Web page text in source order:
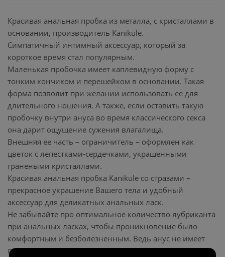
Красивая анальная пробка из металла, с кристаллами в
основании, производитель Kanikule.
Симпатичный интимный аксессуар, который за
короткое время стал популярным.
Маленькая пробочка имеет каплевидную форму с
тонким кончиком и перешейком в основании. Такая
форма позволит при желании использовать ее для
длительного ношения. А также, если оставить такую
пробочку внутри ануса во время классического секса
она дарит ощущение сужения влагалища.
Внешняя ее часть – ограничитель – оформлен как
цветок с лепестками-сердечками, украшенными
гранеными кристаллами.
Красивая анальная пробка Kanikule со стразами –
прекрасное украшение Вашего тела и удобный
аксессуар для деликатных анальных ласк.
Не забывайте про оптимальное количество лубриканта
при анальных ласках, чтобы проникновение было
комфортным и безболезненным. Ведь анус не имеет
природной смазки.